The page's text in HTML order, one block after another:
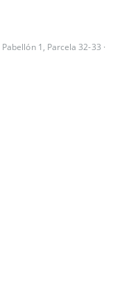
1, Parcela 32-33 ·